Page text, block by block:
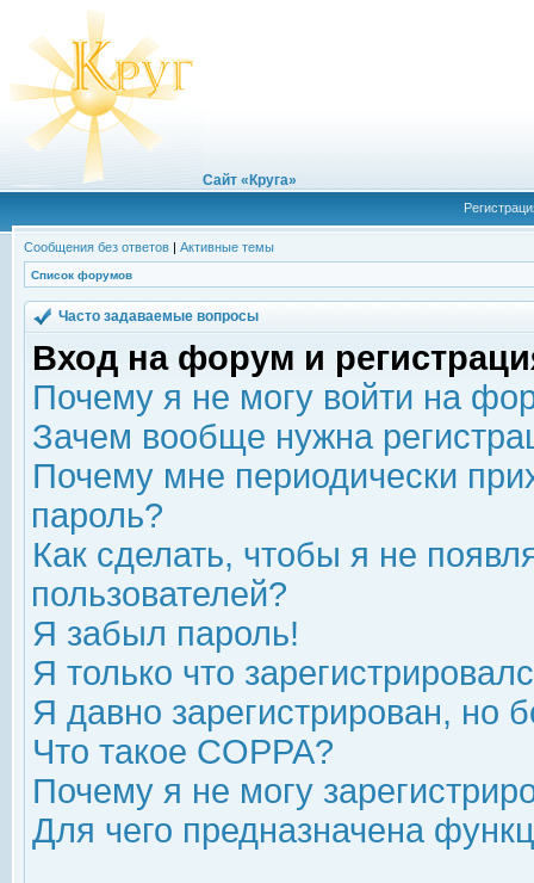
Сайт «Круга»
Сообщения без ответов | Активные темы
Список форумов
Часто задаваемые вопросы
Вход на форум и
Почему я не могу войти на
Зачем вообще нужна
Почему мне периодически
пароль?
Как сделать, чтобы я не
пользователей?
Я забыл пароль!
Я только что
Я давно зарегистрирован, но
Что такое COPPA?
Почему я не могу
Для чего предназначена